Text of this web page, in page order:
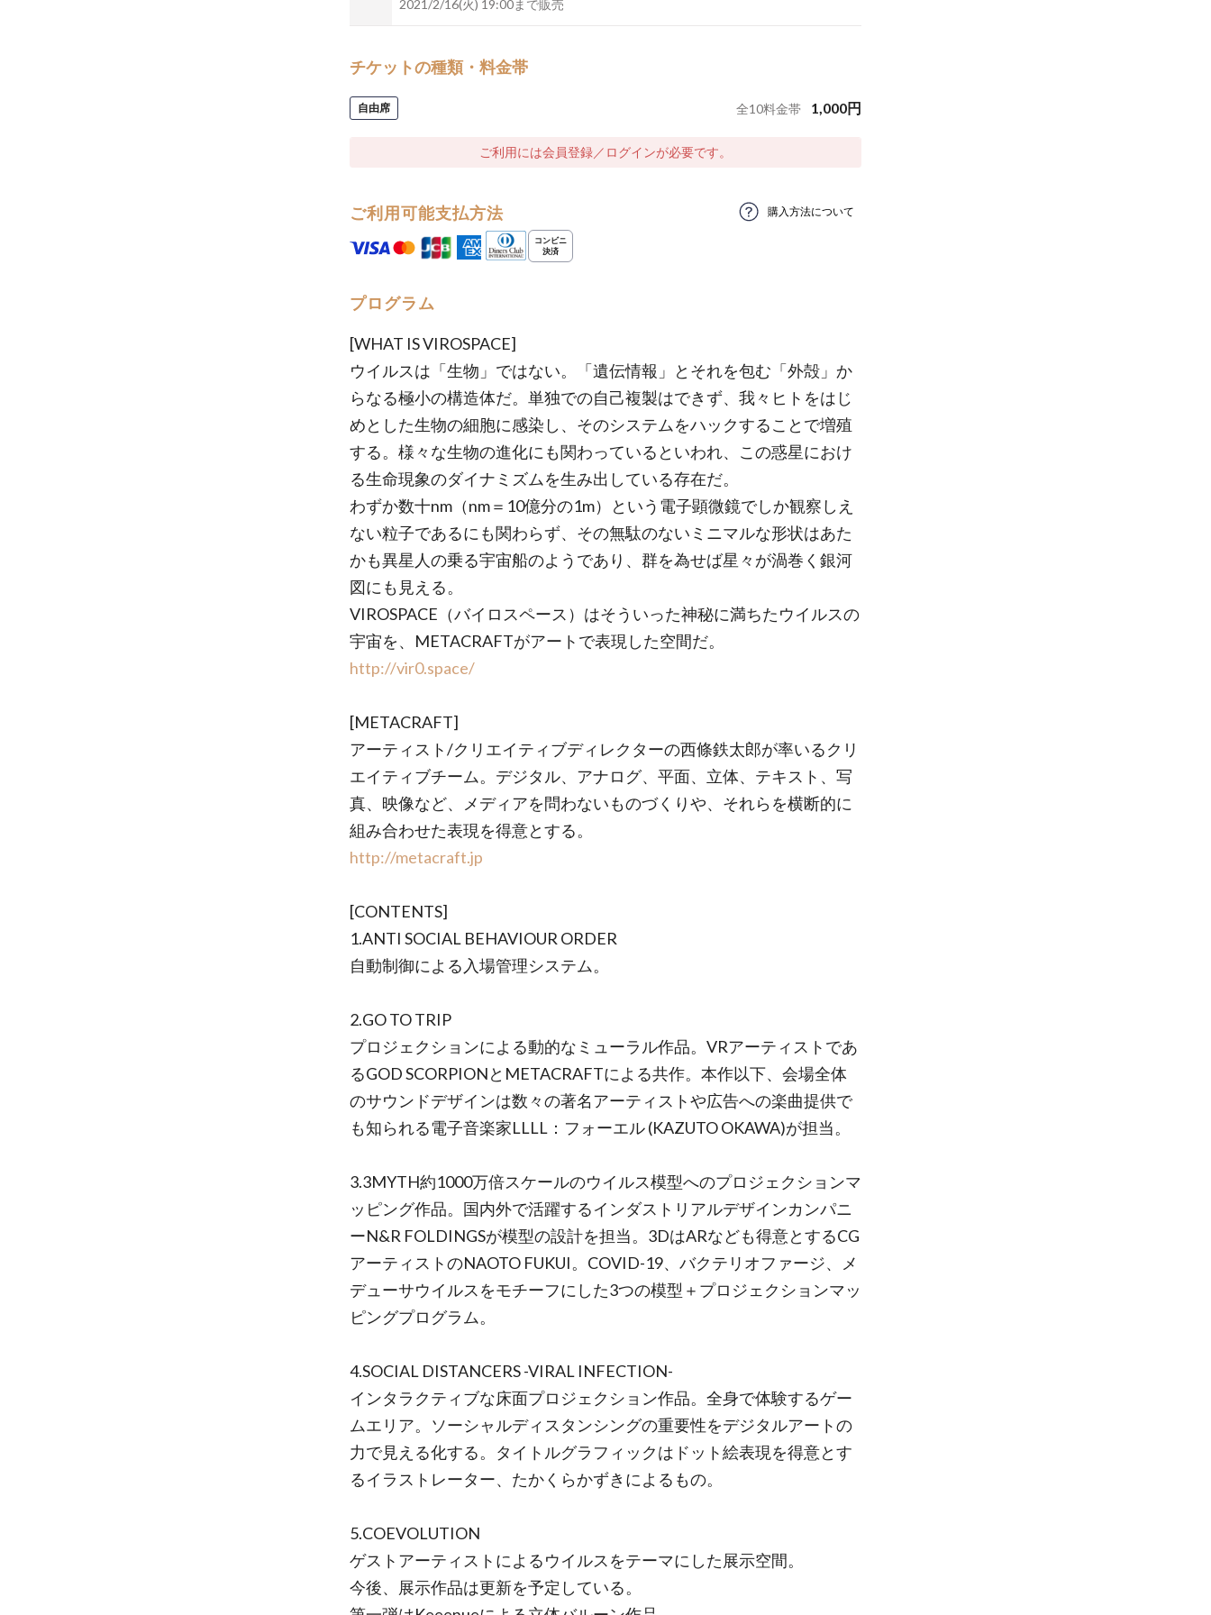
2021/2/16(火) 19:00まで販売
チケットの種類・料金帯
自由席 全10料金帯 1,000円
ご利用には会員登録／ログインが必要です。
ご利用可能支払方法 購入方法について
プログラム
[WHAT IS VIROSPACE]
ウイルスは「生物」ではない。「遺伝情報」とそれを包む「外殻」か
らなる極小の構造体だ。単独での自己複製はできず、我々ヒトをはじ
めとした生物の細胞に感染し、そのシステムをハックすることで増殖
する。様々な生物の進化にも関わっているといわれ、この惑星におけ
る生命現象のダイナミズムを生み出している存在だ。
わずか数十nm（nm＝10億分の1m）という電子顕微鏡でしか観察しえ
ない粒子であるにも関わらず、その無駄のないミニマルな形状はあた
かも異星人の乗る宇宙船のようであり、群を為せば星々が渦巻く銀河
図にも見える。
VIROSPACE（バイロスペース）はそういった神秘に満ちたウイルスの
宇宙を、METACRAFTがアートで表現した空間だ。
http://vir0.space/
[METACRAFT]
アーティスト/クリエイティブディレクターの西條鉄太郎が率いるクリ
エイティブチーム。デジタル、アナログ、平面、立体、テキスト、写
真、映像など、メディアを問わないものづくりや、それらを横断的に
組み合わせた表現を得意とする。
http://metacraft.jp
[CONTENTS]
1.ANTI SOCIAL BEHAVIOUR ORDER
自動制御による入場管理システム。
2.GO TO TRIP
プロジェクションによる動的なミューラル作品。VRアーティストであ
るGOD SCORPIONとMETACRAFTによる共作。本作以下、会場全体
のサウンドデザインは数々の著名アーティストや広告への楽曲提供で
も知られる電子音楽家LLLL：フォーエル (KAZUTO OKAWA)が担当。
3.3MYTH約1000万倍スケールのウイルス模型へのプロジェクションマ
ッピング作品。国内外で活躍するインダストリアルデザインカンパニ
ーN&R FOLDINGSが模型の設計を担当。3DはARなども得意とするCG
アーティストのNAOTO FUKUI。COVID-19、バクテリオファージ、メ
デューサウイルスをモチーフにした3つの模型＋プロジェクションマッ
ピングプログラム。
4.SOCIAL DISTANCERS -VIRAL INFECTION-
インタラクティブな床面プロジェクション作品。全身で体験するゲー
ムエリア。ソーシャルディスタンシングの重要性をデジタルアートの
力で見える化する。タイトルグラフィックはドット絵表現を得意とす
るイラストレーター、たかくらかずきによるもの。
5.COEVOLUTION
ゲストアーティストによるウイルスをテーマにした展示空間。
今後、展示作品は更新を予定している。